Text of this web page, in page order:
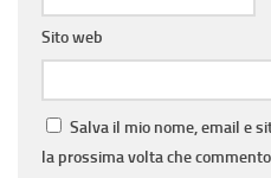
Sito web
Salva il mio nome, email e
la prossima volta che